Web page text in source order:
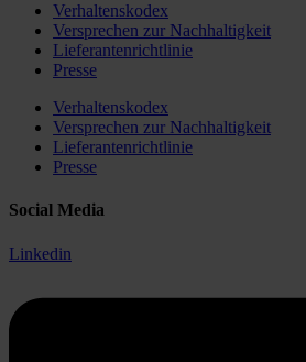
Verhaltenskodex
Versprechen zur Nachhaltigkeit
Lieferantenrichtlinie
Presse
Verhaltenskodex
Versprechen zur Nachhaltigkeit
Lieferantenrichtlinie
Presse
Social Media
Linkedin